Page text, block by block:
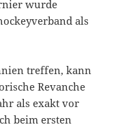
wurde
als
treffen, kann
Revanche
als exakt vor
beim ersten